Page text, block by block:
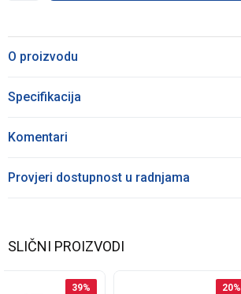
O proizvodu
Specifikacija
Komentari
Provjeri dostupnost u radnjama
SLIČNI PROIZVODI
39% 20%